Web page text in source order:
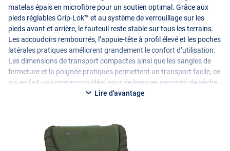
matelas épais en microfibre pour un soutien optimal. Grâce aux
pieds réglables Grip-Lok™ et au système de verrouillage sur les
pieds avant et arrière, le fauteuil reste stable sur tous les terrains.
Les accoudoirs rembourrés, l’appuie-tête à profil élevé et les poches
latérales pratiques améliorent grandement le confort d’utilisation.
Les dimensions de transport compactes ainsi que les sangles de
fermeture et la poignée pratiques permettent un transport facile, ce
qui en fait un compagnon idéal pour de longues sessions de pêche
Lire d'avantage